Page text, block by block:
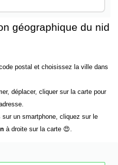
géographique du nid
postal et choisissez la ville dans
déplacer, cliquer sur la carte pour
un smartphone, cliquez sur le
à droite sur la carte 😍.